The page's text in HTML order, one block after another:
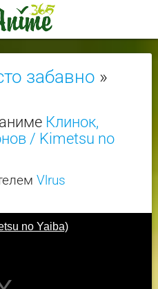
забавно »
аниме Клинок,
/ Kimetsu no
Vlrus